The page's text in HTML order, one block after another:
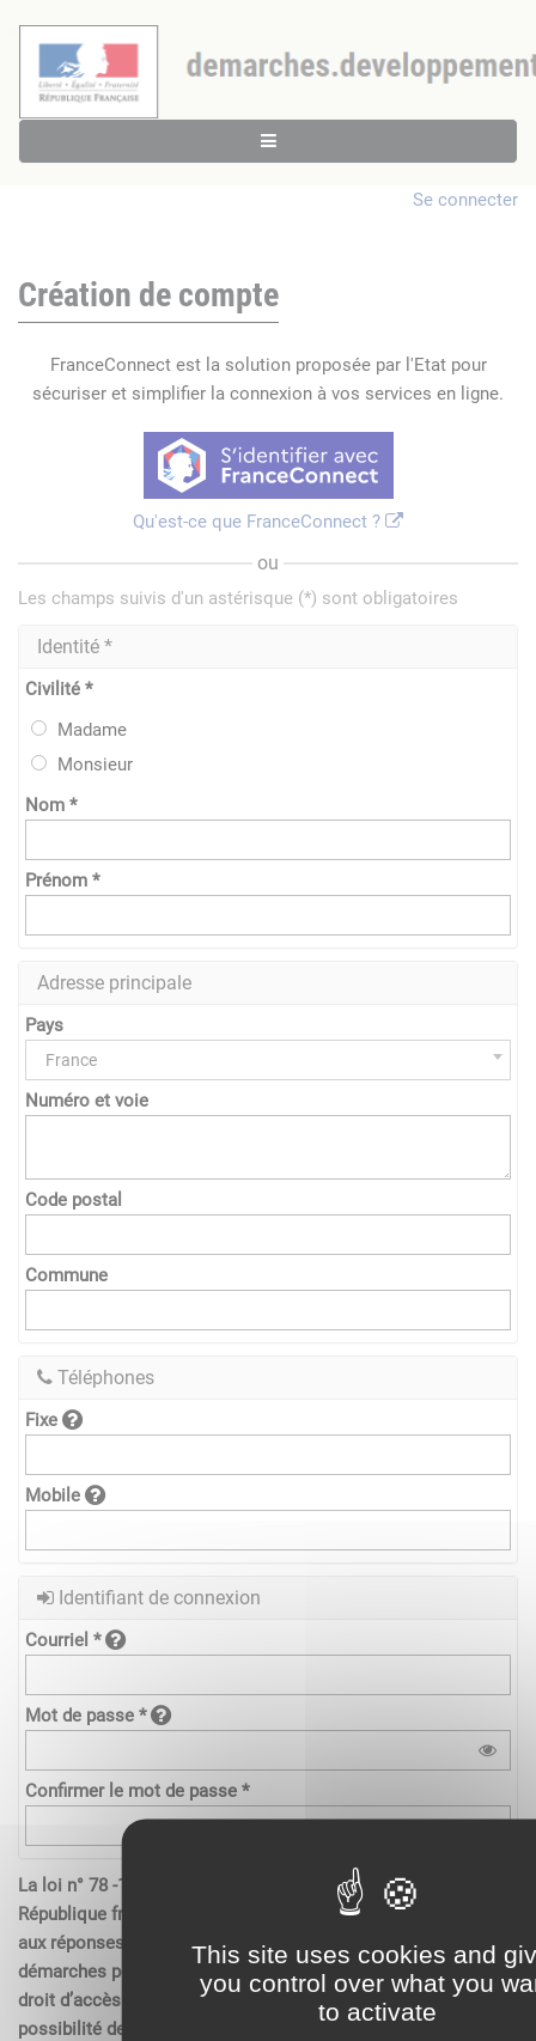
This site uses cookies and
you control over what you
to activate
Se connecter
Création de compte
FranceConnect est la solution proposée par l'Etat pour
sécuriser et simplifier la connexion à vos services en ligne.
Qu'est-ce que FranceConnect ?
ou
Les champs suivis d'un astérisque (*) sont obligatoires
Identité *
Civilité *
Madame
Monsieur
Nom *
Prénom *
Adresse principale
Pays
France
Numéro et voie
Code postal
Commune
Téléphones
Fixe
Mobile
Identifiant de connexion
Courriel *
Mot de passe *
Confirmer le mot de passe *
La loi n° 78 -17 du 6 janvier 1978 relative à l’informatique de la
République française, aux fichiers et aux libertés s’applique
aux réponses contenues dans les demandes effectués sur les
démarches pour les personnes physiques. Elle garantit un
droit d’accès aux données nominatives les concernant et la
possibilité de rectification. Ces droits peuvent être exercés